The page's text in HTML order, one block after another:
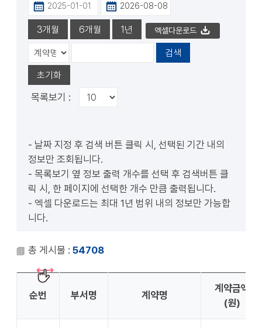
엑셀다운로드
목록보기 :
- 날짜 지정 후 검색 버튼 클릭 시, 선택된 기간 내의
정보만 조회됩니다.
- 목록보기 옆 정보 출력 개수를 선택 후 검색버튼 클
릭 시, 한 페이지에 선택한 개수 만큼 출력됩니다.
- 엑셀 다운로드는 최대 1년 범위 내의 정보만 가능합
니다.
총 게시물 : 54708
순번 부서명 계약명
계약금액
(원)